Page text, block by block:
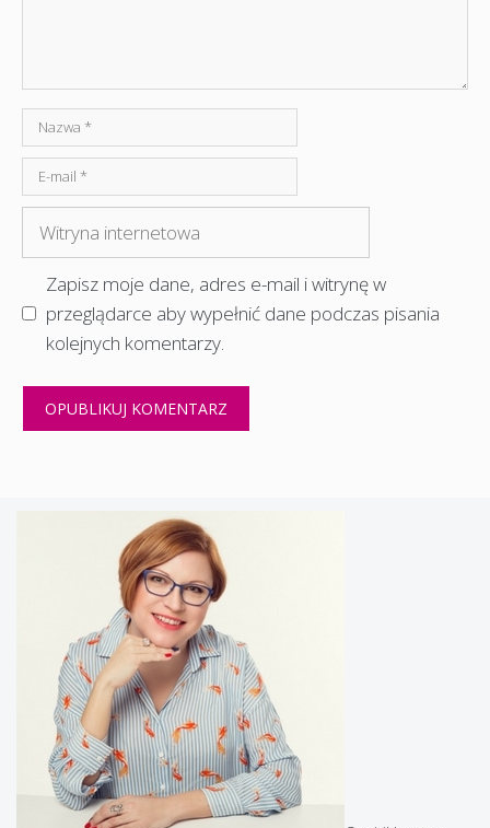
Nazwa
mail
internetowa
Zapisz moje dane, adres e-mail i witrynę w
przeglądarce aby wypełnić dane podczas pisania
kolejnych komentarzy.